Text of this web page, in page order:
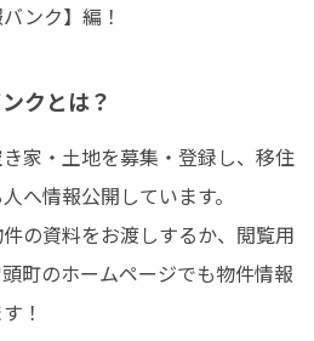
ンク】編！
クとは？
家・土地を募集・登録し、移住
へ情報公開しています。
の資料をお渡しするか、閲覧用
町のホームページでも物件情報
！